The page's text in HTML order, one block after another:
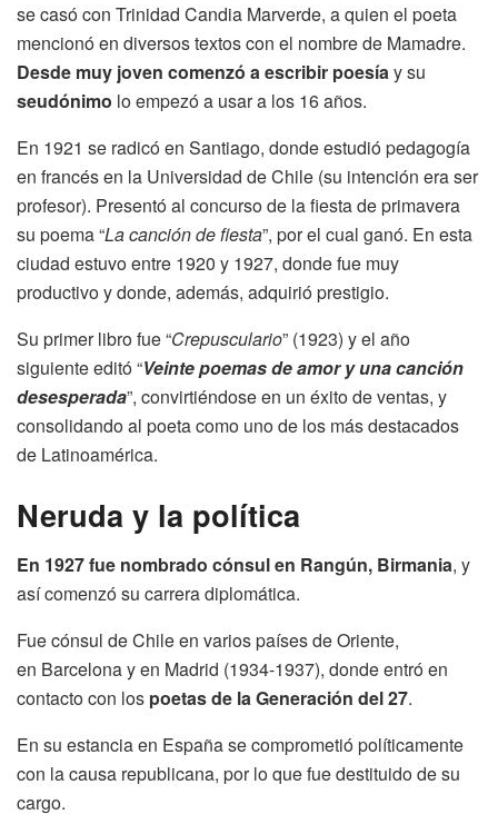
se casó con Trinidad Candia Marverde, a quien el poeta
mencionó en diversos textos con el nombre de Mamadre.
Desde muy joven comenzó a escribir poesíay su
seudónimo lo empezó a usar a los 16 años.
En 1921 se radicó en Santiago, donde estudió pedagogía
en francés en la Universidad de Chile (su intención era ser
profesor). Presentó al concurso de la fiesta de primavera
su poema “La canción de fiesta”, por el cual ganó. En esta
ciudad estuvo entre 1920 y 1927, donde fue muy
productivo y donde, además, adquirió prestigio.
Su primer libro fue “Crepusculario” (1923) y el año
siguiente editó “Veinte poemas de amor y una canción
desesperada”, convirtiéndose en un éxito de ventas, y
consolidando al poeta como uno de los más destacados
de Latinoamérica.
Neruda y la política
En 1927 fue nombrado cónsul en Rangún, Birmania, y
así comenzó su carrera diplomática.
Fue cónsul de Chile en varios países de Oriente,
en Barcelona y en Madrid (1934-1937), donde entró en
contacto con los poetas de la Generación del 27.
En su estancia en España se comprometió políticamente
con la causa republicana, por lo que fue destituido de su
cargo.